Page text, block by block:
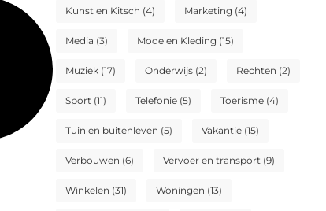
Kunst en Kitsch (4) Marketing (4)
Media (3) Mode en Kleding (15)
Muziek (17) Onderwijs (2) Rechten (2)
Sport (11) Telefonie (5) Toerisme (4)
Tuin en buitenleven (5) Vakantie (15)
Verbouwen (6) Vervoer en transport (9)
Winkelen (31) Woningen (13)